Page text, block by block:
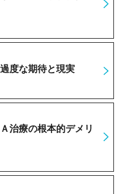
度な期待と現実
治療の根本的デメリ